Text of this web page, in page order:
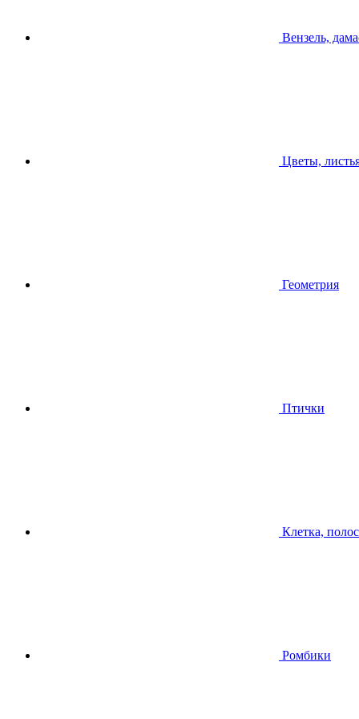
Вензель,
Цветы,
Геометрия
Птички
Клетка,
Ромбики